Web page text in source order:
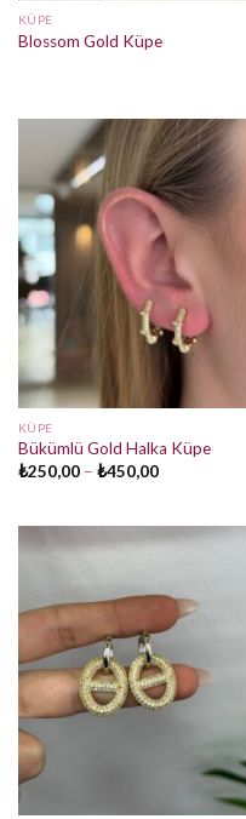
KÜPE
Blossom Gold Küpe
KÜPE
Bükümlü Gold Halka Küpe
₺250,00 – ₺450,00Fiyat